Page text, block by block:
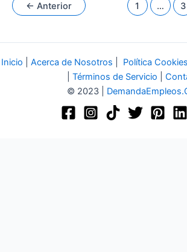
← Anterior 1 … 3
Inicio Acerca de Nosotros Política Cookies
Términos de Servicio
© 2023 |